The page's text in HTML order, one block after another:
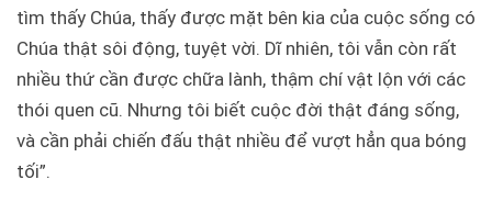
tìm thấy Chúa, thấy được mặt bên kia của cuộc sống có
Chúa thật sôi động, tuyệt vời. Dĩ nhiên, tôi vẫn còn rất
nhiều thứ cần được chữa lành, thậm chí vật lộn với các
thói quen cũ. Nhưng tôi biết cuộc đời thật đáng sống,
và cần phải chiến đấu thật nhiều để vượt hẳn qua bóng
tối”.